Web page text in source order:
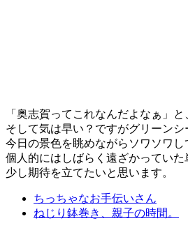
「奥志賀ってこれなんだよなぁ」と
そして気は早い？ですがグリーン
今日の景色を眺めながらソワソワし
個人的にはしばらく遠ざかっていた
少し期待を立てたいと思います。
ちっちゃなお手伝いさん
ねじり鉢巻き、親子の時間。